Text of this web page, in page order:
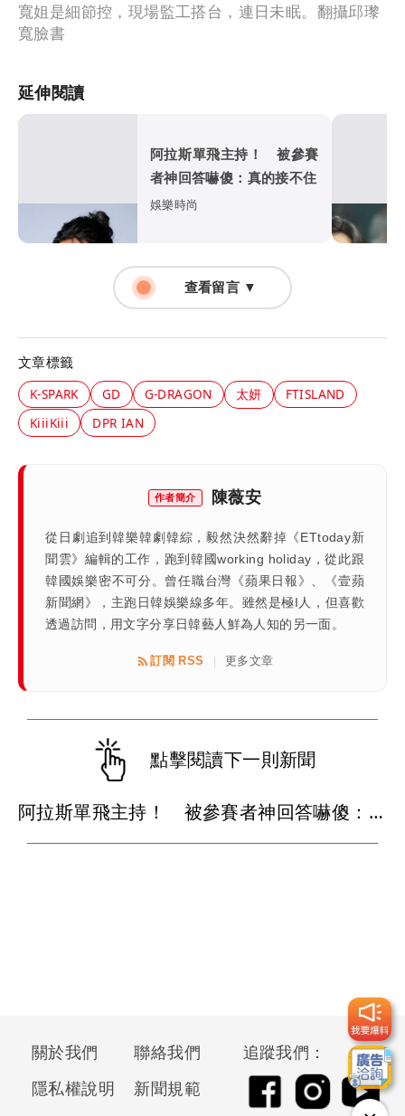
寬姐是細節控，現場監工搭台，連日未眠。翻攝邱瓈
寬臉書
延伸閱讀
阿拉斯單飛主持！ 被參賽
者神回答嚇傻：真的接不住
娛樂時尚
查看留言 ▼
文章標籤
K-SPARK GD G-DRAGON 太妍
FTISLAND
KiiiKiii
DPR IAN
作者簡介 陳薇安
從日劇追到韓樂韓劇韓綜，毅然決然辭掉《ETtoday新
聞雲》編輯的工作，跑到韓國working holiday，從此跟
韓國娛樂密不可分。曾任職台灣《蘋果日報》、《壹蘋
新聞網》，主跑日韓娛樂線多年。雖然是極I人，但喜歡
透過訪問，用文字分享日韓藝人鮮為人知的另一面。
訂閱 RSS | 更多文章
點擊閱讀下一則新聞
阿拉斯單飛主持！ 被參賽者神回答嚇傻：真的接不住
關於我們
聯絡我們
隱私權說明
新聞規範
追蹤我們：